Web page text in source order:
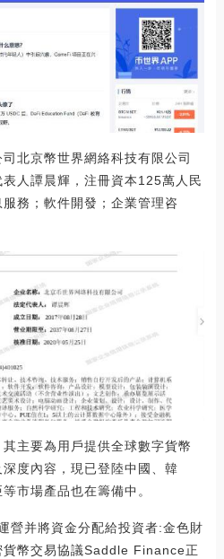
北京幣世界網絡科技有限公司
人譚晨輝，注冊資本125萬人民
務；軟件開發；企業管理咨
主要為用戶提供全球數字貨幣
度內容，現已登陸中國、韓
市場產品也在籌備中。
營并將資金分配給投資者:金色財
貨幣交易協議Saddle Finance正